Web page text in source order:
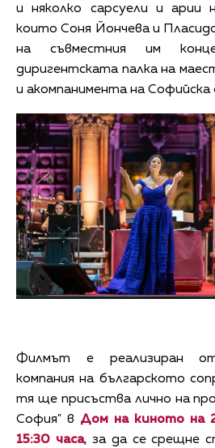
и няколко сарсуели и арии
които Соня Йончева и
на съвместния им
диригентската палка на
и акомпанимента на Софийска
Филмът е реализиран от
компания на българското
тя ще присъства лично на
София" в Дом на киното на
15:30 часа, за да се срещне